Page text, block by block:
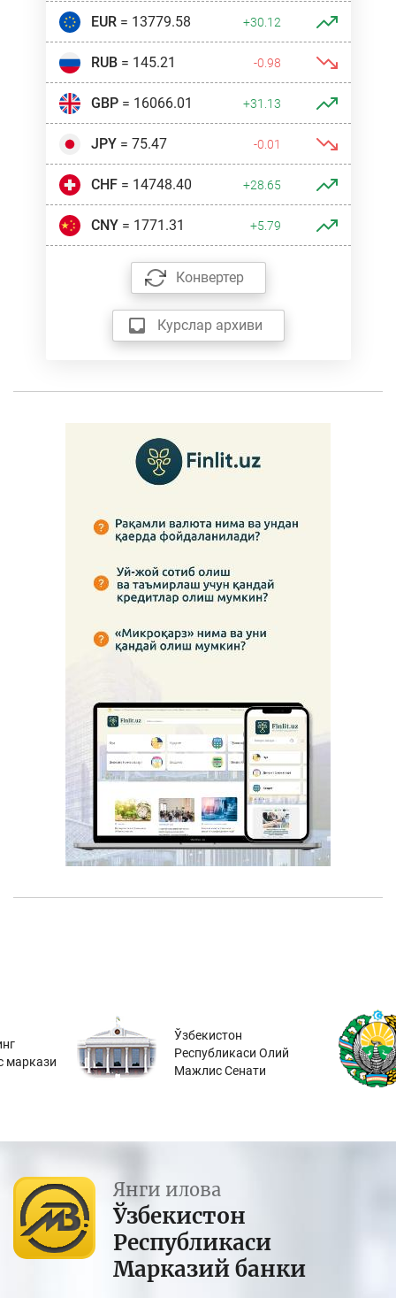
EUR= 13779.58 +30.12
RUB= 145.21 -0.98
GBP= 16066.01 +31.13
JPY= 75.47 -0.01
CHF= 14748.40 +28.65
CNY= 1771.31 +5.79
Конвертер
Курслар архиви
маркази
Ўзбекистон
Республикаси Олий
Мажлис Сенати
Янги илова
Ўзбекистон
Республикаси
Марказий банки